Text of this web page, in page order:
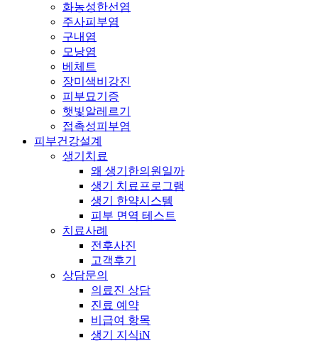
화농성한선염
주사피부염
구내염
모낭염
베체트
장미색비강진
피부묘기증
햇빛알레르기
접촉성피부염
피부건강설계
생기치료
왜 생기한의원일까
생기 치료프로그램
생기 한약시스템
피부 면역 테스트
치료사례
전후사진
고객후기
상담문의
의료진 상담
진료 예약
비급여 항목
생기 지식iN